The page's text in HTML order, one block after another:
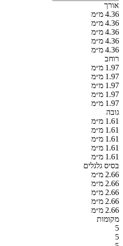
אורך
4.36 מ״מ
4.36 מ״מ
4.36 מ״מ
4.36 מ״מ
4.36 מ״מ
רוחב
1.97 מ״מ
1.97 מ״מ
1.97 מ״מ
1.97 מ״מ
1.97 מ״מ
גובה
1.61 מ״מ
1.61 מ״מ
1.61 מ״מ
1.61 מ״מ
1.61 מ״מ
בסיס גלגלים
2.66 מ״מ
2.66 מ״מ
2.66 מ״מ
2.66 מ״מ
2.66 מ״מ
מקומות
5
5